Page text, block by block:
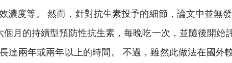
濃度等。 然而，針對抗生素投予的細節，論文中並無
月的持續型預防性抗生素，每晚吃一次，並隨後開
達兩年或兩年以上的時間。 不過，雖然此做法在國外